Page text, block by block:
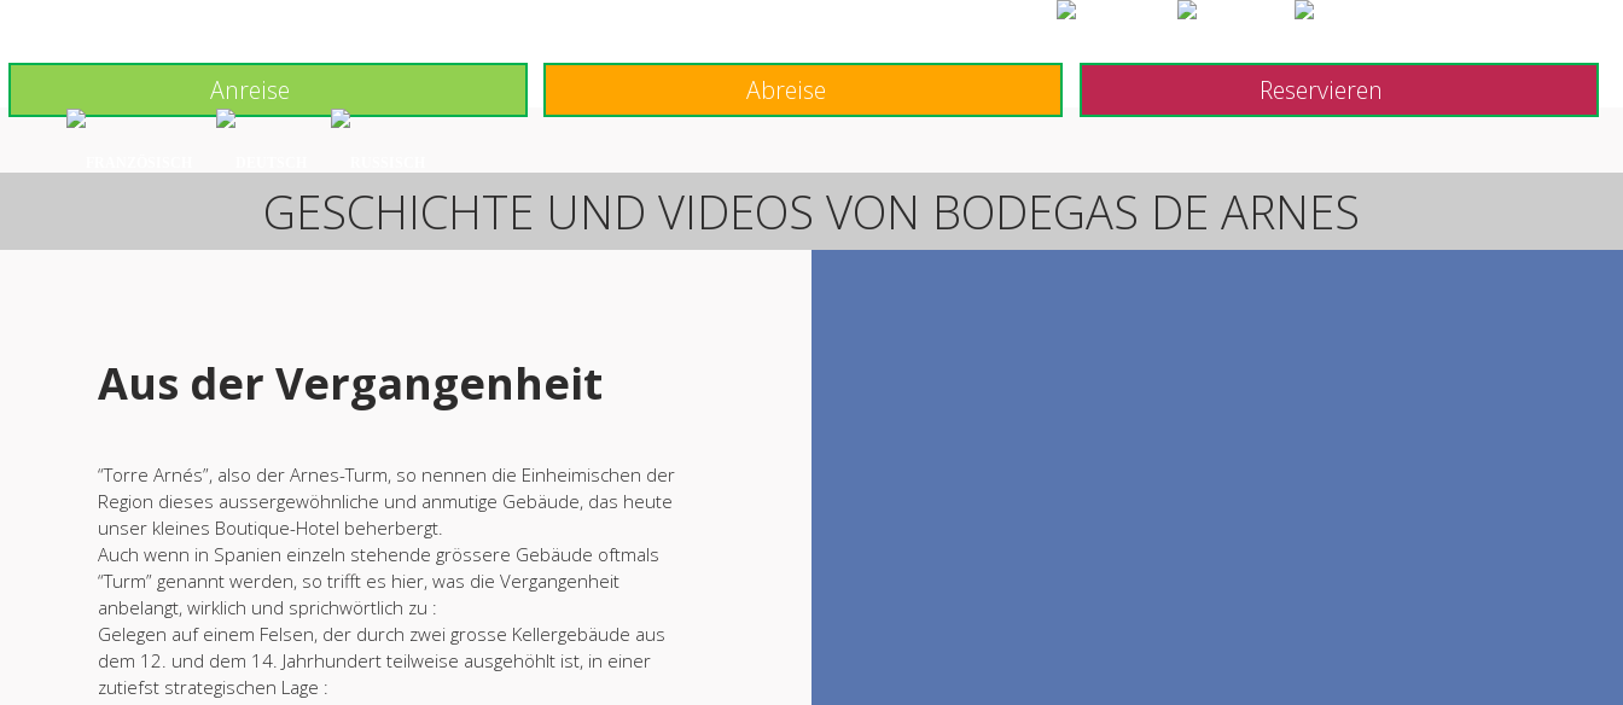
GESCHICHTE UND VIDEOS VON BODEGAS DE ARNES
Aus der Vergangenheit
“Torre Arnés”, also der Arnes-Turm, so nennen die Einheimischen der
Region dieses aussergewöhnliche und anmutige Gebäude, das heute
unser kleines Boutique-Hotel beherbergt.
Auch wenn in Spanien einzeln stehende grössere Gebäude oftmals
“Turm” genannt werden, so trifft es hier, was die Vergangenheit
anbelangt, wirklich und sprichwörtlich zu :
Gelegen auf einem Felsen, der durch zwei grosse Kellergebäude aus
dem 12. und dem 14. Jahrhundert teilweise ausgehöhlt ist, in einer
zutiefst strategischen Lage :